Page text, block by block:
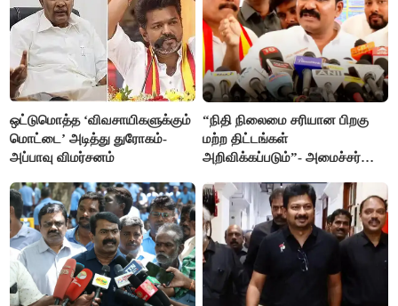
ஒட்டுமொத்த ‘விவசாயிகளுக்கும்
மொட்டை’ அடித்து துரோகம்-
அப்பாவு விமர்சனம்
“நிதி நிலைமை சரியான பிறகு
மற்ற திட்டங்கள்
அறிவிக்கப்படும்”- அமைச்சர்